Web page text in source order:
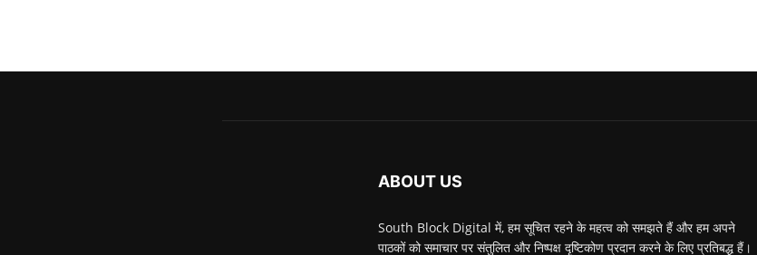
ABOUT US
South Block Digital में, हम सूचित रहने के महत्व को समझते हैं और हम अपने
पाठकों को समाचार पर संतुलित और निष्पक्ष दृष्टिकोण प्रदान करने के लिए प्रतिबद्ध हैं।